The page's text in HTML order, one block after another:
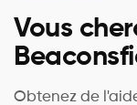
Vous
Obtenez de